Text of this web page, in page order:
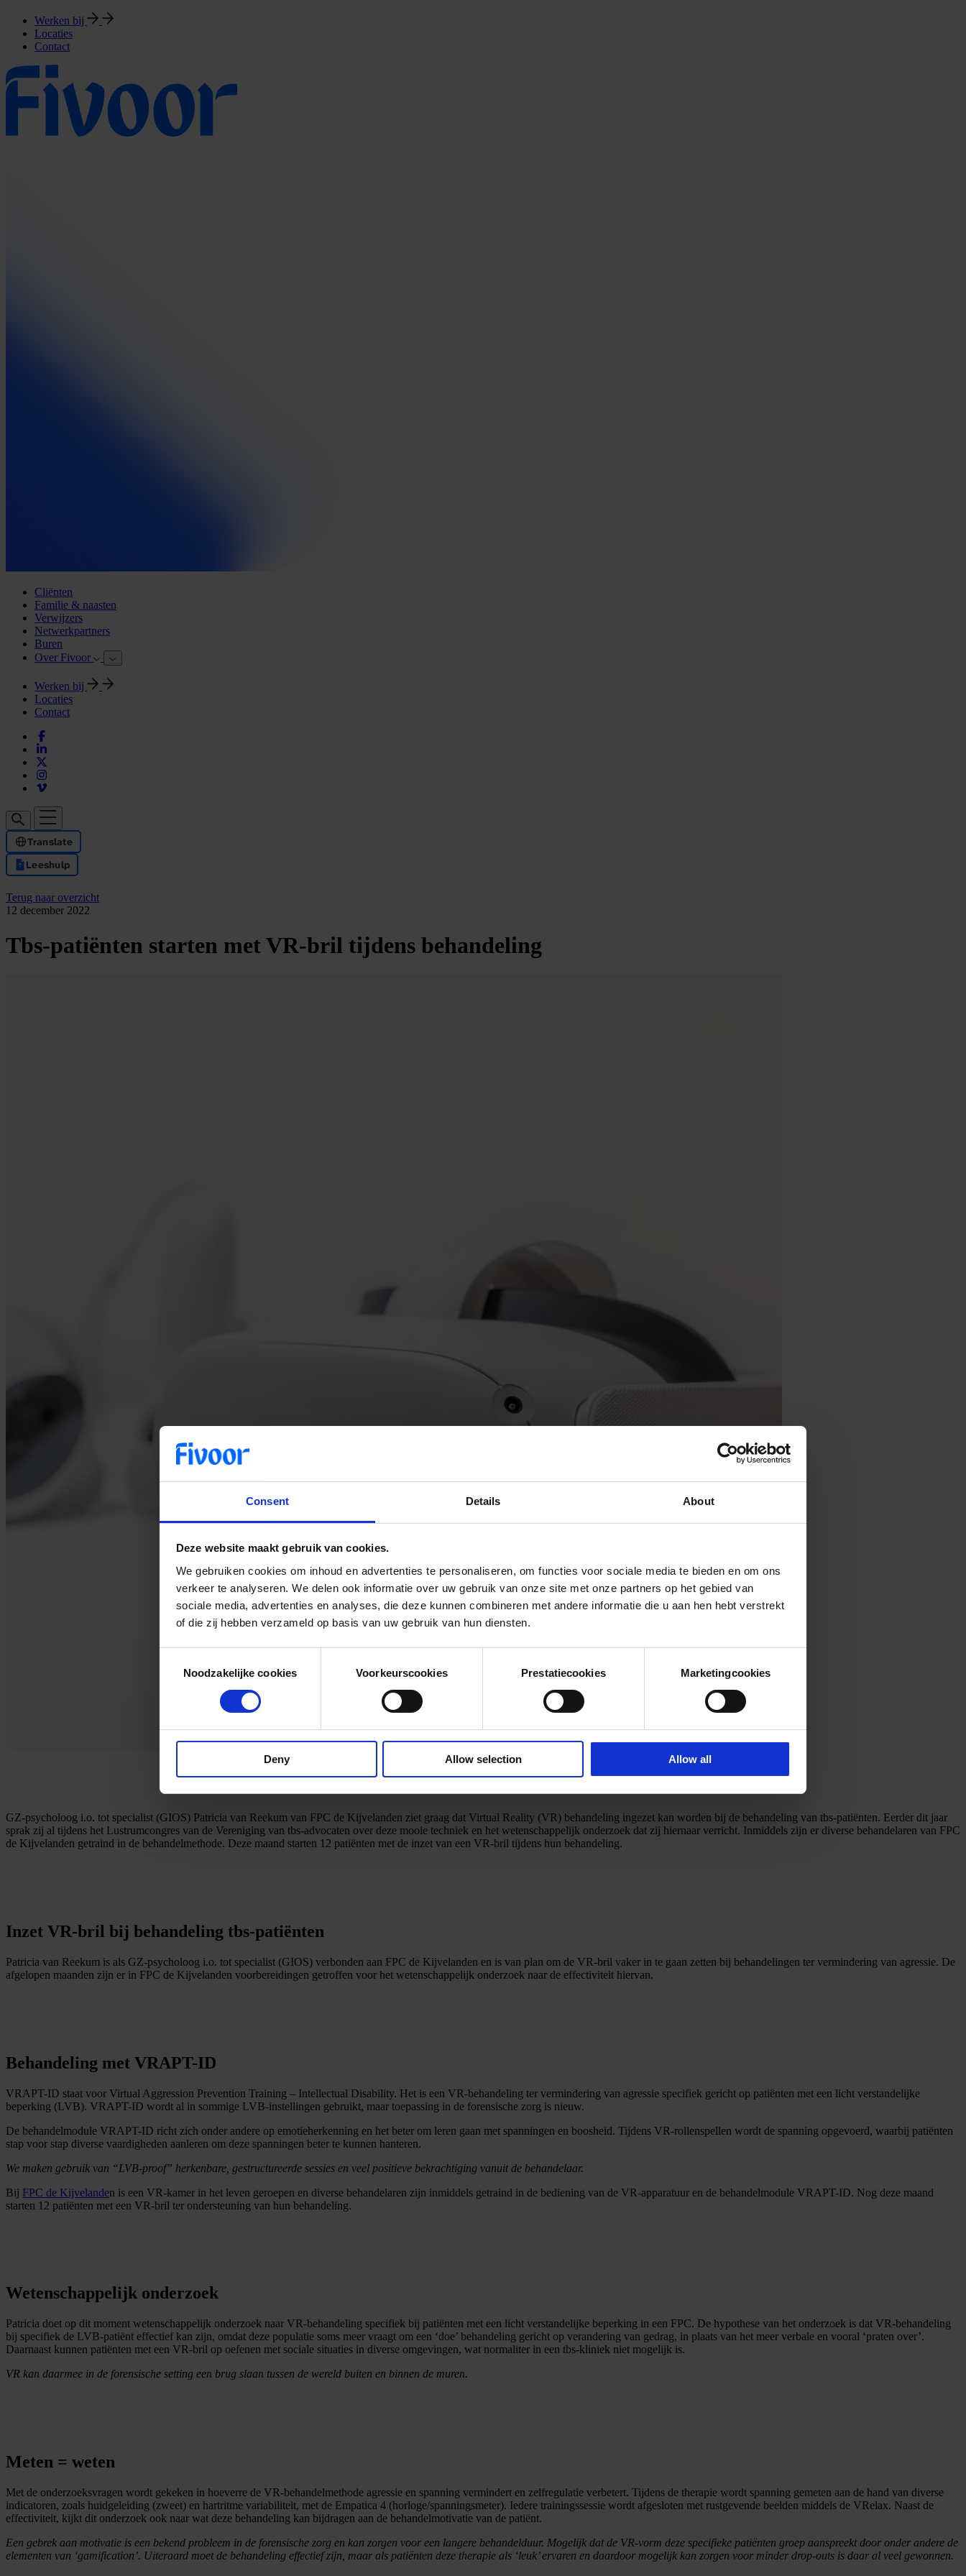
Consent Details About
Deze website maakt gebruik van cookies.
We gebruiken cookies om inhoud en advertenties te personaliseren, om functies voor sociale media te bieden en om ons
verkeer te analyseren. We delen ook informatie over uw gebruik van onze site met onze partners op het gebied van
sociale media, advertenties en analyses, die deze kunnen combineren met andere informatie die u aan hen hebt verstrekt
of die zij hebben verzameld op basis van uw gebruik van hun diensten.
SelectionNoodzakelijke cookies Voorkeurscookies Prestatiecookies Marketingcookies
Deny Allow selection Allow all
Werken bij
Locaties
Contact
Cliënten
Familie & naasten
Verwijzers
Netwerkpartners
Buren
Over Fivoor
Werken bij
Locaties
Contact
Translate
Leeshulp
Terug naar overzicht
12 december 2022
Tbs-patiënten starten met VR-bril tijdens behandeling
GZ-psycholoog i.o. tot specialist (GIOS) Patricia van Reekum van FPC de Kijvelanden ziet graag dat Virtual Reality (VR) behandeling ingezet kan worden bij de behandeling van tbs-patiënten. Eerder dit jaar
sprak zij al tijdens het Lustrumcongres van de Vereniging van tbs-advocaten over deze mooie techniek en het wetenschappelijk onderzoek dat zij hiernaar verricht. Inmiddels zijn er diverse behandelaren van FPC
de Kijvelanden getraind in de behandelmethode. Deze maand starten 12 patiënten met de inzet van een VR-bril tijdens hun behandeling.
Inzet VR-bril bij behandeling tbs-patiënten
Patricia van Reekum is als GZ-psycholoog i.o. tot specialist (GIOS) verbonden aan FPC de Kijvelanden en is van plan om de VR-bril vaker in te gaan zetten bij behandelingen ter vermindering van agressie. De
afgelopen maanden zijn er in FPC de Kijvelanden voorbereidingen getroffen voor het wetenschappelijk onderzoek naar de effectiviteit hiervan.
Behandeling met VRAPT-ID
VRAPT-ID staat voor Virtual Aggression Prevention Training – Intellectual Disability. Het is een VR-behandeling ter vermindering van agressie specifiek gericht op patiënten met een licht verstandelijke
beperking (LVB). VRAPT-ID wordt al in sommige LVB-instellingen gebruikt, maar toepassing in de forensische zorg is nieuw.
De behandelmodule VRAPT-ID richt zich onder andere op emotieherkenning en het beter om leren gaan met spanningen en boosheid. Tijdens VR-rollenspellen wordt de spanning opgevoerd, waarbij patiënten
stap voor stap diverse vaardigheden aanleren om deze spanningen beter te kunnen hanteren.
We maken gebruik van “LVB-proof” herkenbare, gestructureerde sessies en veel positieve bekrachtiging vanuit de behandelaar.
Bij FPC de Kijvelanden is een VR-kamer in het leven geroepen en diverse behandelaren zijn inmiddels getraind in de bediening van de VR-apparatuur en de behandelmodule VRAPT-ID. Nog deze maand
starten 12 patiënten met een VR-bril ter ondersteuning van hun behandeling.
Wetenschappelijk onderzoek
Patricia doet op dit moment wetenschappelijk onderzoek naar VR-behandeling specifiek bij patiënten met een licht verstandelijke beperking in een FPC. De hypothese van het onderzoek is dat VR-behandeling
bij specifiek de LVB-patiënt effectief kan zijn, omdat deze populatie soms meer vraagt om een ‘doe’ behandeling gericht op verandering van gedrag, in plaats van het meer verbale en vooral ‘praten over’.
Daarnaast kunnen patiënten met een VR-bril op oefenen met sociale situaties in diverse omgevingen, wat normaliter in een tbs-kliniek niet mogelijk is.
VR kan daarmee in de forensische setting een brug slaan tussen de wereld buiten en binnen de muren.
Meten = weten
Met de onderzoeksvragen wordt gekeken in hoeverre de VR-behandelmethode agressie en spanning vermindert en zelfregulatie verbetert. Tijdens de therapie wordt spanning gemeten aan de hand van diverse
indicatoren, zoals huidgeleiding (zweet) en hartritme variabiliteit, met de Empatica 4 (horloge/spanningsmeter). Iedere trainingssessie wordt afgesloten met rustgevende beelden middels de VRelax. Naast de
effectiviteit, kijkt dit onderzoek ook naar wat deze behandeling kan bijdragen aan de behandelmotivatie van de patiënt.
Een gebrek aan motivatie is een bekend probleem in de forensische zorg en kan zorgen voor een langere behandelduur. Mogelijk dat de VR-vorm deze specifieke patiënten groep aanspreekt door onder andere de
elementen van ‘gamification’. Uiteraard moet de behandeling effectief zijn, maar als patiënten deze therapie als ‘leuk’ ervaren en daardoor mogelijk kan zorgen voor minder drop-outs is daar al veel gewonnen.